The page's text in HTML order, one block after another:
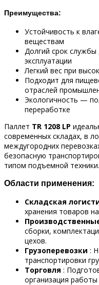
Преимущества:
Устойчивость к
веществам
Долгий срок службы
эксплуатации
Легкий вес при
Подходит для
отраслей
Экологичность —
переработке
Паллет TR 1208 LP
современных складах, в
междугородних
безопасную
типом подъемной техники.
Области применения:
Складская
хранения товаров
сборки,
цехов.
Грузоперевозки :
транспортировки
Торговля :
организация